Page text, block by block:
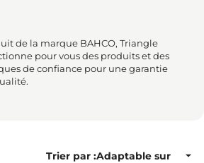
de la marque BAHCO, Triangle
pour vous des produits et des
de confiance pour une garantie
Trier par :